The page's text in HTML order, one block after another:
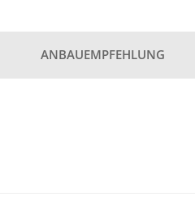
ANBAUEMPFEHLUNG